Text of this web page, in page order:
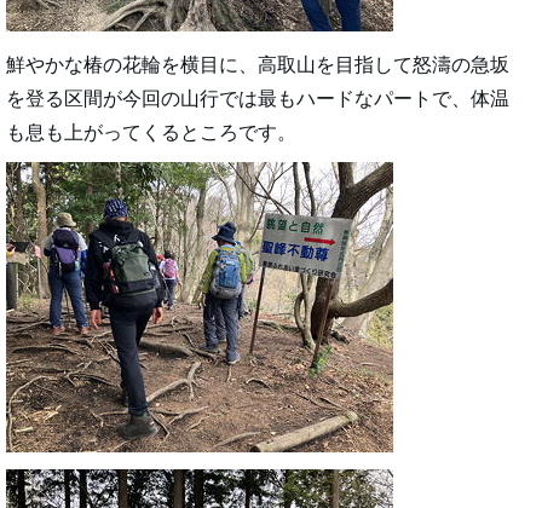
鮮やかな椿の花輪を横目に、高取山を目指して怒濤の急坂
を登る区間が今回の山行では最もハードなパートで、体温
も息も上がってくるところです。